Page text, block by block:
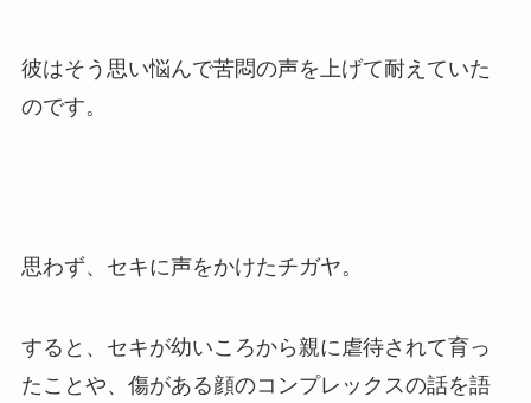
彼はそう思い悩んで苦悶の声を上げて耐えていた
のです。
思わず、セキに声をかけたチガヤ。
すると、セキが幼いころから親に虐待されて育っ
たことや、傷がある顔のコンプレックスの話を語